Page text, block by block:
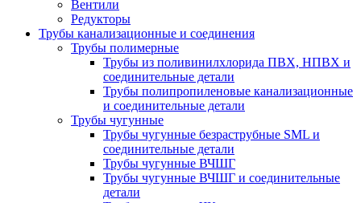
Вентили
Редукторы
Трубы канализационные и соединения
Трубы полимерные
Трубы из поливинилхлорида ПВХ, НПВХ и
соединительные детали
Трубы полипропиленовые канализационные
и соединительные детали
Трубы чугунные
Трубы чугунные безраструбные SML и
соединительные детали
Трубы чугунные ВЧШГ
Трубы чугунные ВЧШГ и соединительные
детали